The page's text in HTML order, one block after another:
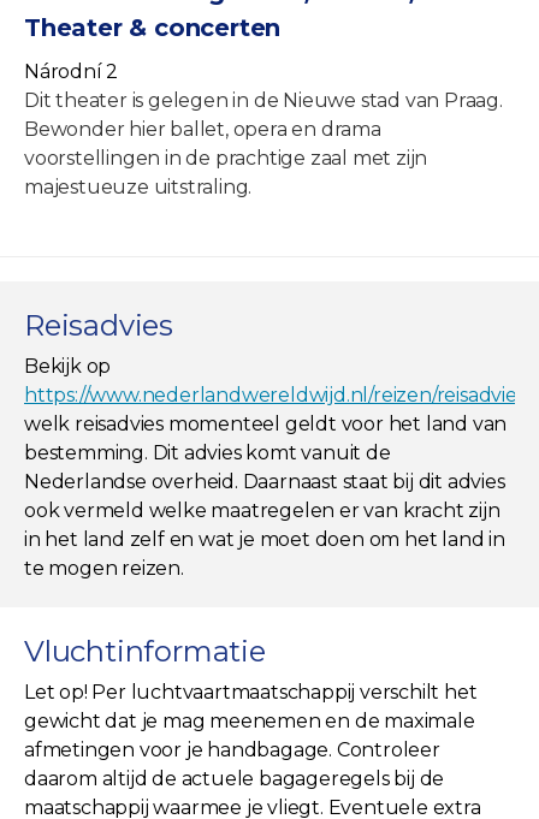
Theater & concerten
Národní 2
Dit theater is gelegen in de Nieuwe stad van Praag.
Bewonder hier ballet, opera en drama
voorstellingen in de prachtige zaal met zijn
majestueuze uitstraling.
Reisadvies
Bekijk op
https://www.nederlandwereldwijd.nl/reizen/
welk reisadvies momenteel geldt voor het land van
bestemming. Dit advies komt vanuit de
Nederlandse overheid. Daarnaast staat bij dit advies
ook vermeld welke maatregelen er van kracht zijn
in het land zelf en wat je moet doen om het land in
te mogen reizen.
Vluchtinformatie
Let op! Per luchtvaartmaatschappij verschilt het
gewicht dat je mag meenemen en de maximale
afmetingen voor je handbagage. Controleer
daarom altijd de actuele bagageregels bij de
maatschappij waarmee je vliegt. Eventuele extra